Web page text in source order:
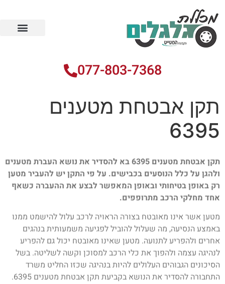
077-803-7368
תקן אבטחת מטענים
6395
תקן אבטחת מטענים 6395 בא להסדיר את נושא העברת מטענים
ולהגן על כלל הנוסעים בכבישים. על פי התקן יש להעביר מטען
רק באופן בטיחותי ובאופן המאפשר לבצע את ההעברה כשאף
אחד מחלקי הרכב מתרופפים.
מטען אשר אינו מאובטח בצורה הראויה לרכב עלול להישמט ממנו
באמצע הנסיעה, מה שעלול להוביל לפגיעה משמעותית בנהגים
אחרים ולהפריע לתנועה. מטען שאינו מאובטח יכול גם להפריע
לנהיגה עצמה ולהפוך את כלי הרכב למסוכן וקשה לשליטה. בשל
הסיכונים הגבוהים העלולים להיות בנהיגה שכזו החליט משרד
התחבורה להסדיר את הנושא בקביעת תקן אבטחת מטענים 6395.